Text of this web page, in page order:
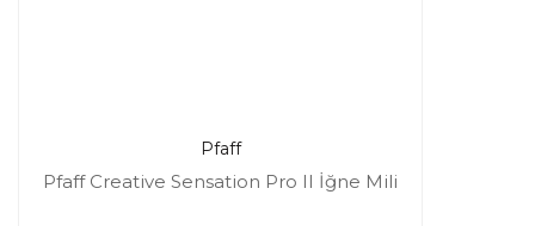
Pfaff
Pfaff Creative Sensation Pro II İğne Mili